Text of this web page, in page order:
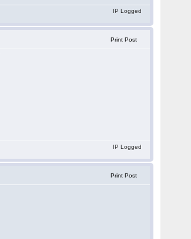
IP Logged
Print Post
IP Logged
Print Post